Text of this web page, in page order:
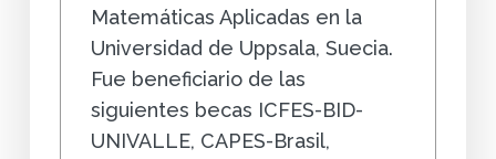
Matemáticas Aplicadas en la
Universidad de Uppsala, Suecia.
Fue beneficiario de las
siguientes becas ICFES-BID-
UNIVALLE, CAPES-Brasil,